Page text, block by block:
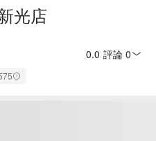
光店
0.0 評論 0